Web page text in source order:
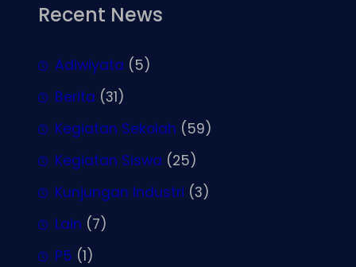
Recent News
Adiwiyata (5)
Berita (31)
Kegiatan Sekolah (59)
Kegiatan Siswa (25)
Kunjungan Industri (3)
Lain (7)
P5 (1)